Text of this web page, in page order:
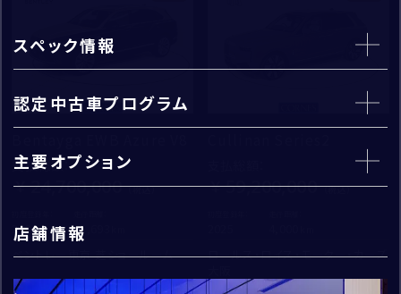
コーンズ・モータースについて
企業情報
代表挨拶
社会貢献活動（MAKE A MOVEMENT）について
支払総額：
24,700,000
2024
25,693
ベントレー東京 芝ショールーム
59,200,000
ロールス・ロイス・モーター・カーズ
スペック情報
km
認定中古車プログラム
主要オプション
店舗情報
個人情報の取扱いについて
「お問い合わせにおける個人情報の取扱いについて」
必ずお読みください。